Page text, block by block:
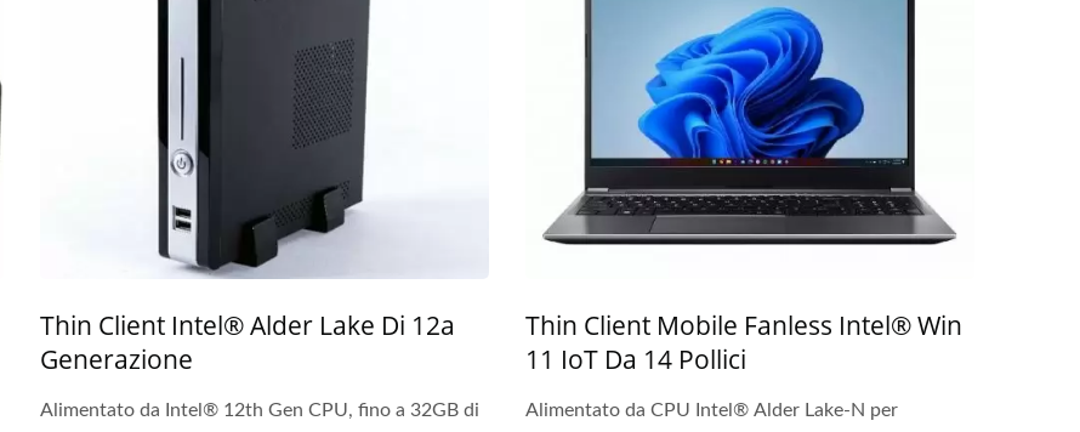
Thin Client Intel® Alder Lake Di 12a
Generazione
Alimentato da Intel® 12th Gen CPU, fino a 32GB di
Thin Client Mobile Fanless Intel® Win
11 IoT Da 14 Pollici
Alimentato da CPU Intel® Alder Lake-N per